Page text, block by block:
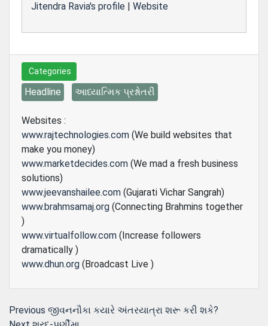
Jitendra Ravia's profile | Website
Categories
Headline આધ્યાત્મિક પ્રશ્નોતરી
Websites :
www.rajtechnologies.com (We build websites that
make you money)
www.marketdecides.com (We mad a fresh business
solutions)
www.jeevanshailee.com (Gujarati Vichar Sangrah)
www.brahmsamaj.org (Connecting Brahmins together
)
www.virtualfollow.com (Increase followers
dramatically )
www.dhun.org (Broadcast Live )
Post
Previous Previous
જીવનનૌકા કયારે અંતરયાત્રા શરૂ કરી શકે?